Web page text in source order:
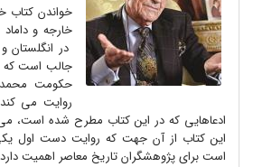
خواندن کتاب
خارجه و داماد
در انگلستان و
جالب است که
حکومت محمد
روایت می
ادعاهایی که در این کتاب مطرح شده است، می
این کتاب از آن جهت که روایت دست اول یکی
است برای پژوهشگران تاریخ معاصر اهمیت دارد.